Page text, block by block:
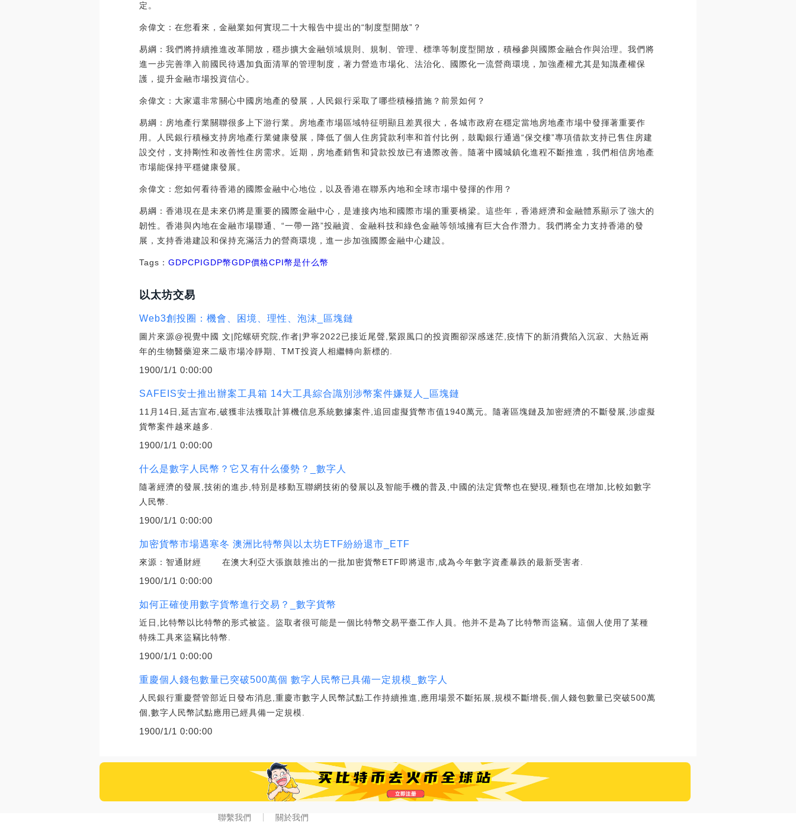
定。
余偉文：在您看來，金融業如何實現二十大報告中提出的“制度型開放”？
易綱：我們將持續推進改革開放，穩步擴大金融領域規則、規制、管理、標準等制度型開放，積極參與國際金融合作與治理。我們將
進一步完善準入前國民待遇加負面清單的管理制度，著力營造市場化、法治化、國際化一流營商環境，加強產權尤其是知識產權保
護，提升金融市場投資信心。
余偉文：大家還非常關心中國房地產的發展，人民銀行采取了哪些積極措施？前景如何？
易綱：房地產行業關聯很多上下游行業。房地產市場區域特征明顯且差異很大，各城市政府在穩定當地房地產市場中發揮著重要作
用。人民銀行積極支持房地產行業健康發展，降低了個人住房貸款利率和首付比例，鼓勵銀行通過“保交樓”專項借款支持已售住房建
設交付，支持剛性和改善性住房需求。近期，房地產銷售和貸款投放已有邊際改善。隨著中國城鎮化進程不斷推進，我們相信房地產
市場能保持平穩健康發展。
余偉文：您如何看待香港的國際金融中心地位，以及香港在聯系內地和全球市場中發揮的作用？
易綱：香港現在是未來仍將是重要的國際金融中心，是連接內地和國際市場的重要橋梁。這些年，香港經濟和金融體系顯示了強大的
韌性。香港與內地在金融市場聯通、“一帶一路”投融資、金融科技和綠色金融等領域擁有巨大合作潛力。我們將全力支持香港的發
展，支持香港建設和保持充滿活力的營商環境，進一步加強國際金融中心建設。
Tags：GDPCPIGDP幣GDP價格CPI幣是什么幣
以太坊交易
Web3創投圈：機會、困境、理性、泡沫_區塊鏈
圖片來源@視覺中國 文|陀螺研究院,作者|尹寧2022已接近尾聲,緊跟風口的投資圈卻深感迷茫,疫情下的新消費陷入沉寂、大熱近兩
年的生物醫藥迎來二級市場冷靜期、TMT投資人相繼轉向新標的.
1900/1/1 0:00:00
SAFEIS安士推出辦案工具箱 14大工具綜合識別涉幣案件嫌疑人_區塊鏈
11月14日,延吉宣布,破獲非法獲取計算機信息系統數據案件,追回虛擬貨幣市值1940萬元。隨著區塊鏈及加密經濟的不斷發展,涉虛擬
貨幣案件越來越多.
1900/1/1 0:00:00
什么是數字人民幣？它又有什么優勢？_數字人
隨著經濟的發展,技術的進步,特別是移動互聯網技術的發展以及智能手機的普及,中國的法定貨幣也在變現,種類也在增加,比較如數字
人民幣.
1900/1/1 0:00:00
加密貨幣市場遇寒冬 澳洲比特幣與以太坊ETF紛紛退市_ETF
來源：智通財經 在澳大利亞大張旗鼓推出的一批加密貨幣ETF即將退市,成為今年數字資產暴跌的最新受害者.
1900/1/1 0:00:00
如何正確使用數字貨幣進行交易？_數字貨幣
近日,比特幣以比特幣的形式被盜。盜取者很可能是一個比特幣交易平臺工作人員。他并不是為了比特幣而盜竊。這個人使用了某種
特殊工具來盜竊比特幣.
1900/1/1 0:00:00
重慶個人錢包數量已突破500萬個 數字人民幣已具備一定規模_數字人
人民銀行重慶營管部近日發布消息,重慶市數字人民幣試點工作持續推進,應用場景不斷拓展,規模不斷增長,個人錢包數量已突破500萬
個,數字人民幣試點應用已經具備一定規模.
1900/1/1 0:00:00
聯繫我們 關於我們